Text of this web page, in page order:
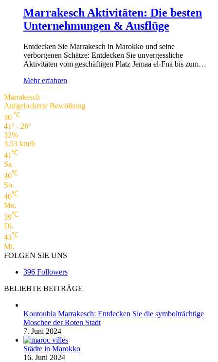
Marrakesch Aktivitäten: Die besten
Unternehmungen & Ausflüge
Entdecken Sie Marrakesch in Marokko und seine
verborgenen Schätze: Entdecken Sie unvergessliche
Aktivitäten vom geschäftigen Platz Jemaa el-Fna bis zum…
Mehr erfahren
Marrakesch
Aufgelockerte Bewölkung
30 ℃
41º - 26º
32%
3.53 km/h
41 ℃
Sa.
40℃
So.
40℃
Mo.
39℃
Di.
43℃
Mi.
FOLGEN SIE UNS
396 Followers
BELIEBTE BEITRÄGE
Koutoubia Marrakesch: Entdecken Sie die symbolträchtige
Moschee der Roten Stadt
7. Juni 2024
Städte in Marokko
16. Juni 2024